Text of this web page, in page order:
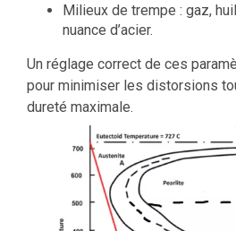
Milieux de trempe : gaz,
nuance d’acier.
Un réglage correct de ces
pour minimiser les distorsions
dureté maximale.